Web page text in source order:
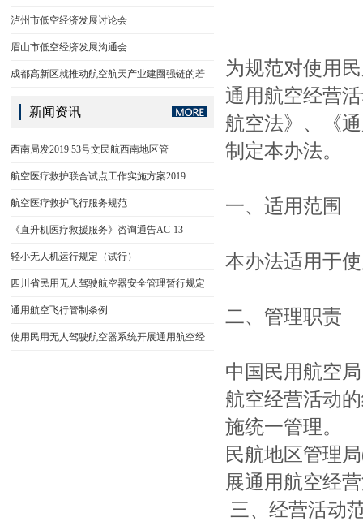
泸州市低空经济发展讨论会
眉山市低空经济发展沟通会
成都高新区就推动航空航天产业建圈强链的若
新闻资讯
西南局发2019 53号文民航西南地区管
航空医疗救护联合试点工作实施方案2019
航空医疗救护飞行服务规范
《直升机医疗救援服务》咨询通告AC-13
轻小无人机运行规定（试行）
四川省民用无人驾驶航空器安全管理暂行规定
通用航空飞行管制条例
使用民用无人驾驶航空器系统开展通用航空经
为规范对使用
通用航空经营
航空法》、《
制定本办法。
一、适用范围
本办法适用于
二、管理职责
中国民用航空
航空经营活动
施统一管理。
民航地区管理
展通用航空经
三、经营活动